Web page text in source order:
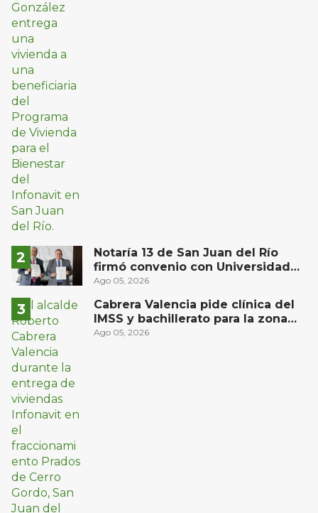
Notaría 13 de San Juan del Río
firmó convenio con Universidad
Privada del Bajío para recibir
Ago 05, 2026
Cabrera Valencia pide clínica del
IMSS y bachillerato para la zona
oriente de San Juan del Río
Ago 05, 2026